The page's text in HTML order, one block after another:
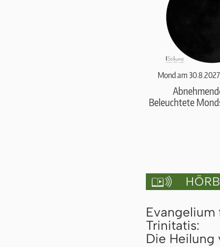
Mond am
Beleuchtete

Evangelium
Trinitatis:
Die Heilung